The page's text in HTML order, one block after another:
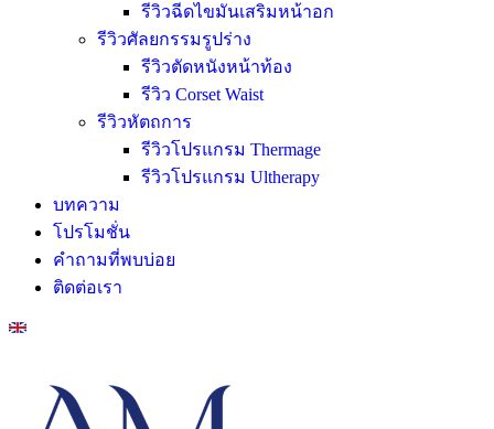
รีวิวฉีดไขมันเสริมหน้าอก
รีวิวศัลยกรรมรูปร่าง
รีวิวตัดหนังหน้าท้อง
รีวิว Corset Waist
รีวิวหัตถการ
รีวิวโปรแกรม Thermage
รีวิวโปรแกรม Ultherapy
บทความ
โปรโมชั่น
คำถามที่พบบ่อย
ติดต่อเรา